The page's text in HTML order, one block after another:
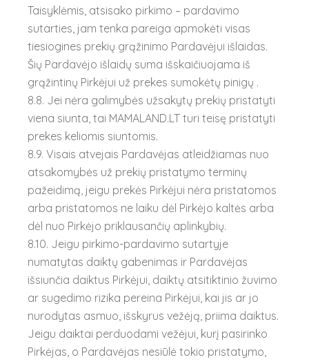
Taisyklėmis, atsisako pirkimo – pardavimo
sutarties, jam tenka pareiga apmokėti visas
tiesiogines prekių grąžinimo Pardavėjui išlaidas.
Šių Pardavėjo išlaidų suma išskaičiuojama iš
grąžintinų Pirkėjui už prekes sumokėtų pinigų .
8.8. Jei nėra galimybės užsakytų prekių pristatyti
viena siunta, tai MAMALAND.LT turi teisę pristatyti
prekes keliomis siuntomis.
8.9. Visais atvejais Pardavėjas atleidžiamas nuo
atsakomybės už prekių pristatymo terminų
pažeidimą, jeigu prekės Pirkėjui nėra pristatomos
arba pristatomos ne laiku dėl Pirkėjo kaltės arba
dėl nuo Pirkėjo priklausančių aplinkybių.
8.10. Jeigu pirkimo-pardavimo sutartyje
numatytas daiktų gabenimas ir Pardavėjas
išsiunčia daiktus Pirkėjui, daiktų atsitiktinio žuvimo
ar sugedimo rizika pereina Pirkėjui, kai jis ar jo
nurodytas asmuo, išskyrus vežėją, priima daiktus.
Jeigu daiktai perduodami vežėjui, kurį pasirinko
Pirkėjas, o Pardavėjas nesiūlė tokio pristatymo,